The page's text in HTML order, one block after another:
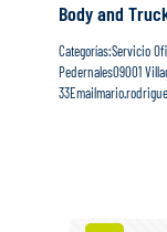
Body and
Categorías:Servicio
Pedernales09001